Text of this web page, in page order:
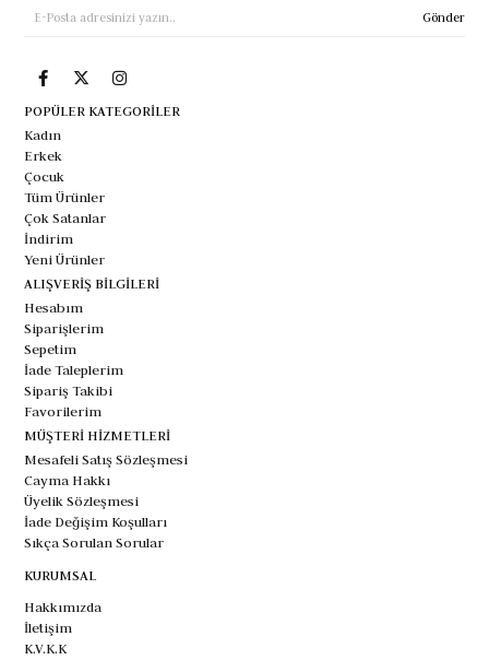
Gönder
POPÜLER KATEGORİLER
Kadın
Erkek
Çocuk
Tüm Ürünler
Çok Satanlar
İndirim
Yeni Ürünler
ALIŞVERİŞ BİLGİLERİ
Hesabım
Siparişlerim
Sepetim
İade Taleplerim
Sipariş Takibi
Favorilerim
MÜŞTERİ HİZMETLERİ
Mesafeli Satış Sözleşmesi
Cayma Hakkı
Üyelik Sözleşmesi
İade Değişim Koşulları
Sıkça Sorulan Sorular
KURUMSAL
Hakkımızda
İletişim
K.V.K.K